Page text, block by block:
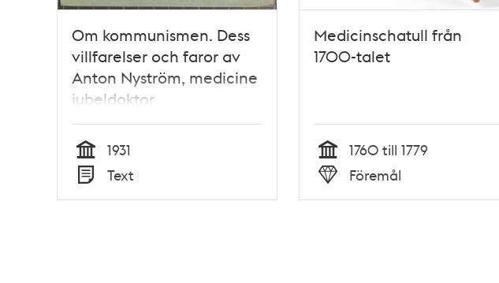
Om kommunismen. Dess
villfarelser och faror av
Anton Nyström, medicine
jubeldoktor
Tid
1931
Typ
Text
Medicinschatull från
1700-talet
Tid
1760 till 1779
Typ
Föremål